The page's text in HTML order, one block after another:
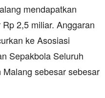
mendapatkan
2,5 miliar. Anggaran
ke Asosiasi
Sepakbola Seluruh
sebesar sebesar